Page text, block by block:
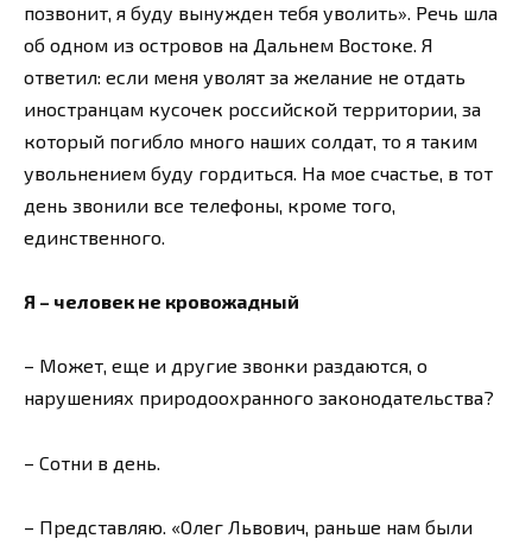
позвонит, я буду вынужден тебя уволить». Речь шла
об одном из островов на Дальнем Востоке. Я
ответил: если меня уволят за желание не отдать
иностранцам кусочек российской территории, за
который погибло много наших солдат, то я таким
увольнением буду гордиться. На мое счастье, в тот
день звонили все телефоны, кроме того,
единственного.
Я – человек не кровожадный
– Может, еще и другие звонки раздаются, о
нарушениях природоохранного законодательства?
– Сотни в день.
– Представляю. «Олег Львович, раньше нам были